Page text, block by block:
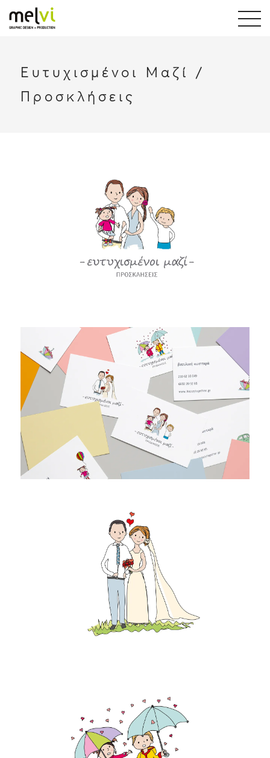
Ευτυχισμένοι Μαζί /
Προσκλήσεις